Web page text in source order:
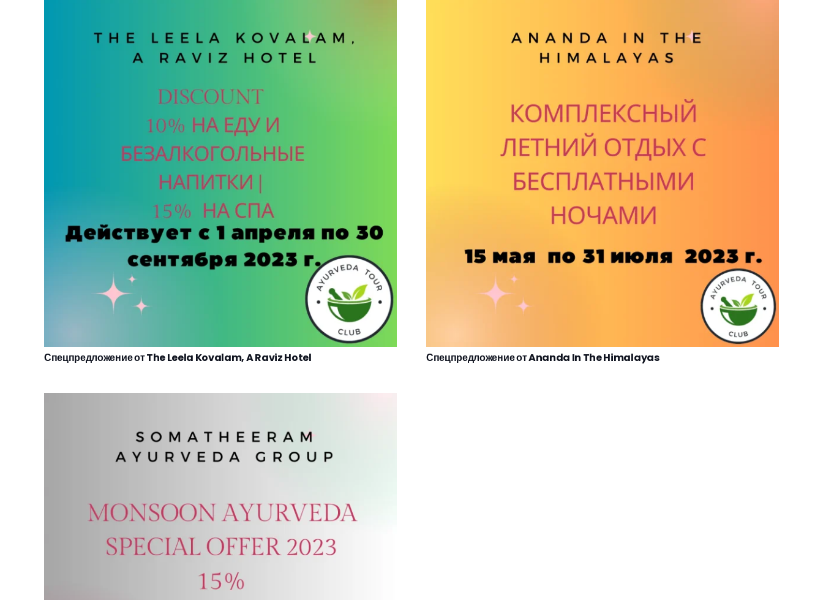
Спецпредложение от The Leela Kovalam, A Raviz Hotel Спецпредложение от Ananda In The Himalayas